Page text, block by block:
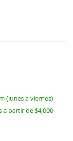
(lunes a viernes)
a partir de $4,000